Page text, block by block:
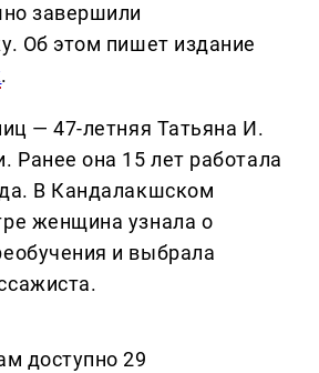
завершили
Об этом пишет издание
.
— 47-летняя Татьяна И.
Ранее она 15 лет работала
В Кандалакшском
женщина узнала о
и выбрала
доступно 29